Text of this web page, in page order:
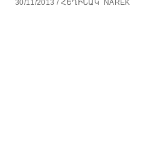
30/11/2013 / ՀԵՂԻՆԱԿ՝ NAREK